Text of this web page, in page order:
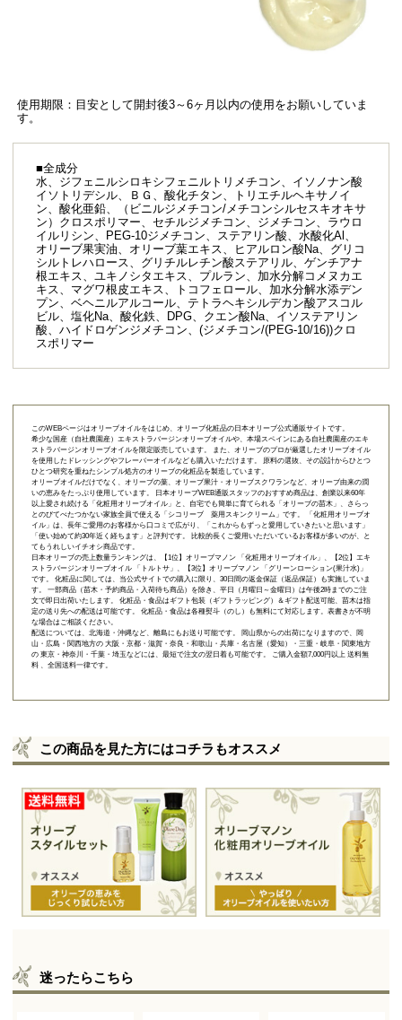
使用期限：目安として開封後3～6ヶ月以内の使用をお願いしていま
す。
■全成分
水、ジフェニルシロキシフェニルトリメチコン、イソノナン酸
イソトリデシル、ＢＧ、酸化チタン、トリエチルヘキサノイ
ン、酸化亜鉛、（ビニルジメチコン/メチコンシルセスキオキサ
ン）クロスポリマー、セチルジメチコン、ジメチコン、ラウロ
イルリシン、PEG-10ジメチコン、ステアリン酸、水酸化Al、
オリーブ果実油、オリーブ葉エキス、ヒアルロン酸Na、グリコ
シルトレハロース、グリチルレチン酸ステアリル、ゲンチアナ
根エキス、ユキノシタエキス、プルラン、加水分解コメヌカエ
キス、マグワ根皮エキス、トコフェロール、加水分解水添デン
プン、ベヘニルアルコール、テトラヘキシルデカン酸アスコル
ビル、塩化Na、酸化鉄、DPG、クエン酸Na、イソステアリン
酸、ハイドロゲンジメチコン、(ジメチコン/(PEG-10/16))クロ
スポリマー
このWEBページはオリーブオイルをはじめ、オリーブ化粧品の日本オリーブ公式通販サイトです。
希少な国産（自社農園産）エキストラバージンオリーブオイルや、本場スペインにある自社農園産のエキ
ストラバージンオリーブオイルを限定販売しています。 また、オリーブのプロが厳選したオリーブオイル
を使用したドレッシングやフレーバーオイルなども購入いただけます。 原料の選抜、その設計からひとつ
ひとつ研究を重ねたシンプル処方のオリーブの化粧品を製造しています。
オリーブオイルだけでなく、オリーブの葉、オリーブ果汁・オリーブスクワランなど、オリーブ由来の潤
いの恵みをたっぷり使用しています。 日本オリーブWEB通販スタッフのおすすめ商品は、創業以来60年
以上愛され続ける「 化粧用オリーブオイル 」と、自宅でも簡単に育てられる「 オリーブの苗木 」、さらっ
とのびてべたつかない家族全員で使える「 シコリーブ 薬用スキンクリーム 」です。 「化粧用オリーブオ
イル」は、長年ご愛用のお客様から口コミで広がり、「これからもずっと愛用していきたいと思います」
「使い始めて約30年近く経ちます」と評判です。 比較的長くご愛用いただいているお客様が多いのが、と
てもうれしいイチオシ商品です。
日本オリーブの売上数量ランキングは、【1位】オリーブマノン 「 化粧用オリーブオイル 」、【2位】 エキ
ストラバージンオリーブオイル 「トルトサ」 、【3位】 オリーブマノン 「グリーンローション(果汁水)」
です。 化粧品に関しては、当公式サイトでの購入に限り、 30日間の返金保証（返品保証）
も実施していま
す。 一部商品（苗木・予約商品・入荷待ち商品）を除き、平日（月曜日～金曜日）は午後2時までのご注
文で即日出荷いたします。 化粧品・食品はギフト包装（ギフトラッピング）＆ギフト配送可能、苗木は指
定の送り先への配送は可能です。 化粧品・食品は各種熨斗（のし）も無料にて対応します。表書きが不明
な場合はご相談ください。
配送については、北海道・沖縄など、離島にもお送り可能です。 岡山県からの出荷になりますので、岡
山・広島・関西地方の 大阪・京都・滋賀・奈良・和歌山・兵庫・名古屋（愛知）・三重・岐阜・関東地方
の 東京・神奈川・千葉・埼玉などには、最短で注文の翌日着も可能です。 ご購入金額7,000円以上 送料無
料 、全国送料一律です。
この商品を見た方にはコチラもオススメ
迷ったらこちら